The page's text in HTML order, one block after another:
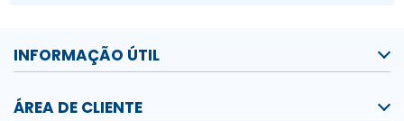
INFORMAÇÃO ÚTIL
ÁREA DE CLIENTE